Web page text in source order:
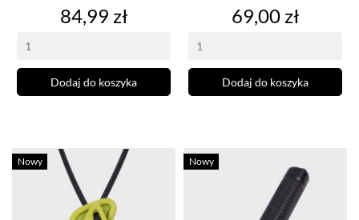
Cena
84,99 zł
Dodaj do koszyka
Cena
69,00 zł
Dodaj do koszyka
Nowy Nowy